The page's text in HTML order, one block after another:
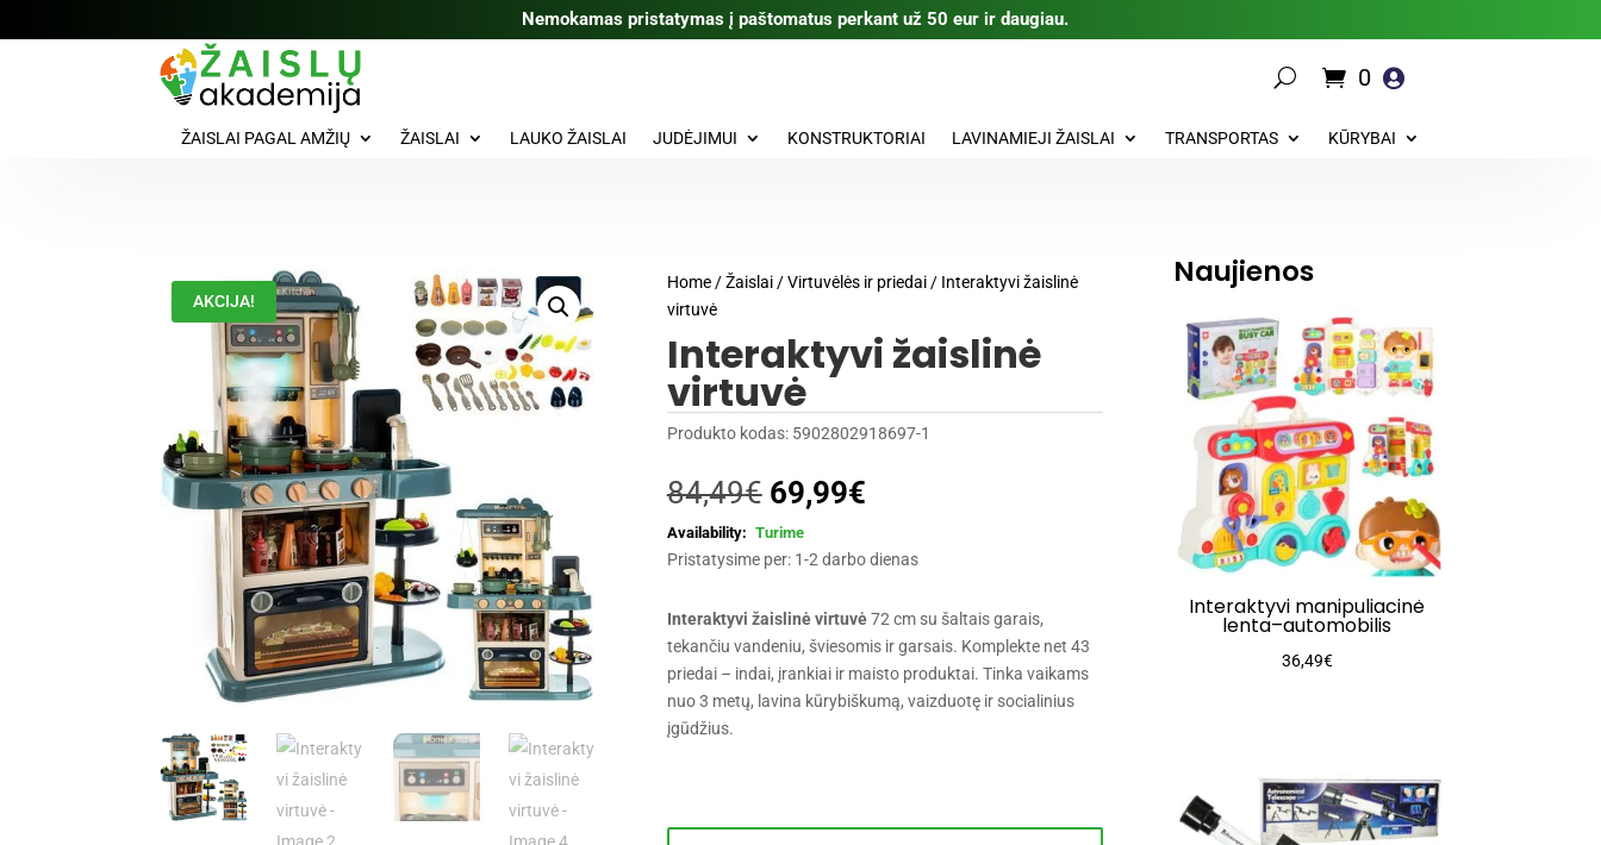
Nemokamas pristatymas į paštomatus perkant už 50 eur ir daugiau.
0 
ŽAISLAI PAGAL AMŽIŲ ŽAISLAI LAUKO ŽAISLAI JUDĖJIMUI KONSTRUKTORIAI LAVINAMIEJI ŽAISLAI TRANSPORTAS KŪRYBAI
AKCIJA!
Home/Žaislai/Virtuvėlės ir priedai/ Interaktyvi žaislinė
virtuvė
Interaktyvi žaislinė
virtuvė
Produkto kodas: 5902802918697-1
84,49€ Original
price
was:
84,49€.
69,99€Current
is:
69,99€.
Turime
Pristatysime per: 1-2 darbo dienas
Interaktyvi žaislinė virtuvė72 cm su šaltais garais,
tekančiu vandeniu, šviesomis ir garsais. Komplekte net 43
priedai – indai, įrankiai ir maisto produktai. Tinka vaikams
nuo 3 metų, lavina kūrybiškumą, vaizduotę ir socialinius
įgūdžius.
kiekis:
Naujienos
Interaktyvi manipuliacinė
lenta–automobilis
36,49€